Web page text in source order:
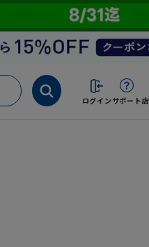
ログイン サポート